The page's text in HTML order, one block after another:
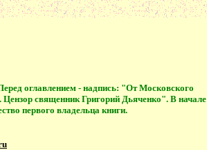
оглавлением - надпись: "От Московского
Цензор священник Григорий Дьяченко". В начале
первого владельца книги.